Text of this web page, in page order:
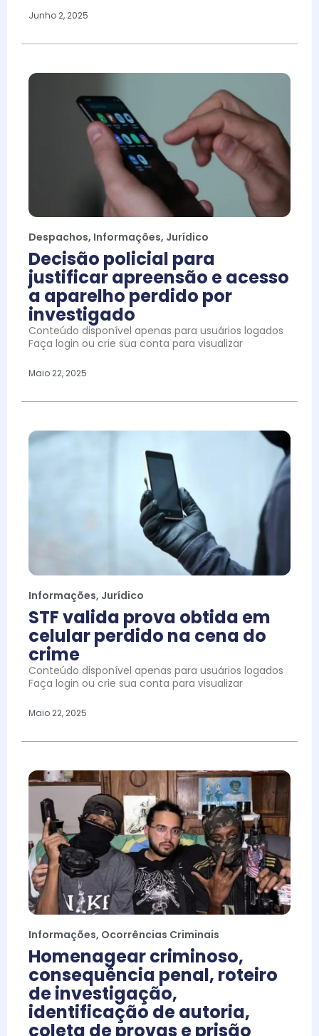
Junho 2, 2025
Despachos, Informações, Jurídico
Decisão policial para
justificar apreensão e acesso
a aparelho perdido por
investigado
Conteúdo disponível apenas para usuários logados
Faça login ou crie sua conta para visualizar
Maio 22, 2025
Informações, Jurídico
STF valida prova obtida em
celular perdido na cena do
crime
Conteúdo disponível apenas para usuários logados
Faça login ou crie sua conta para visualizar
Maio 22, 2025
Informações, Ocorrências Criminais
Homenagear criminoso,
consequência penal, roteiro
de investigação,
identificação de autoria,
coleta de provas e prisão